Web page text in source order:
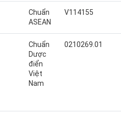
Chuẩn
ASEAN
V114155
Chuẩn
Dược
điển
Việt
Nam
0210269.01